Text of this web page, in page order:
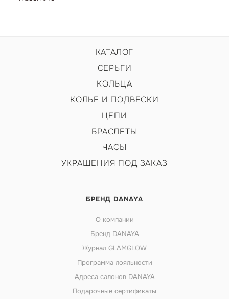
КАТАЛОГ
СЕРЬГИ
КОЛЬЦА
КОЛЬЕ И ПОДВЕСКИ
ЦЕПИ
БРАСЛЕТЫ
ЧАСЫ
УКРАШЕНИЯ ПОД ЗАКАЗ
БРЕНД DANAYA
О компании
Бренд DANAYA
Журнал GLAMGLOW
Программа лояльности
Адреса салонов DANAYA
Подарочные сертификаты